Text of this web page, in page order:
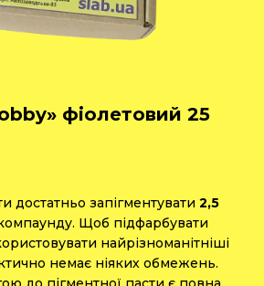
фіолетовий 25
достатньо запігментувати 2,5
Щоб підфарбувати
найрізноманітніші
немає ніяких обмежень.